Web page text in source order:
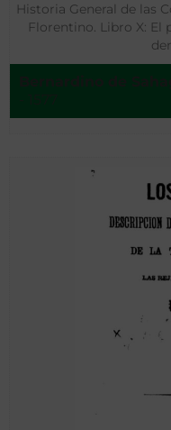
Historia General de las
Florentino. Libro X: El